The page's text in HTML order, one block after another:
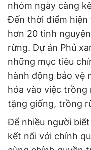
nhóm ngày càng
Đến thời điểm hiện
hơn 20 tình
rừng. Dự án Phủ
những mục tiêu
hành động bảo vệ
hóa vào việc
tặng giống, trồng
Để nhiều người
kết nối với chính